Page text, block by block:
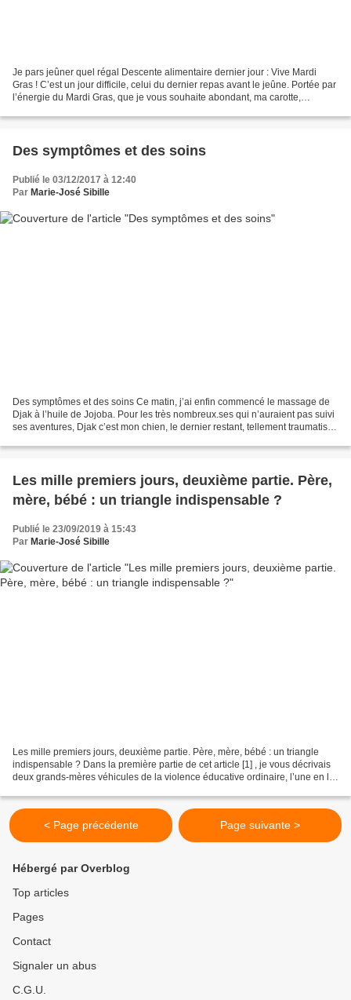
Je pars jeûner quel régal Descente alimentaire dernier jour : Vive Mardi
Gras ! C’est un jour difficile, celui du dernier repas avant le jeûne. Portée par
l’énergie du Mardi Gras, que je vous souhaite abondant, ma carotte,
Des symptômes et des soins
Publié le 03/12/2017 à 12:40
Par Marie-José Sibille
Des symptômes et des soins Ce matin, j’ai enfin commencé le massage de
Djak à l’huile de Jojoba. Pour les très nombreux.ses qui n’auraient pas suivi
ses aventures, Djak c’est mon chien, le dernier restant, tellement traumatisé
Les mille premiers jours, deuxième partie. Père,
mère, bébé : un triangle indispensable ?
Publié le 23/09/2019 à 15:43
Par Marie-José Sibille
Les mille premiers jours, deuxième partie. Père, mère, bébé : un triangle
indispensable ? Dans la première partie de cet article [1] , je vous décrivais
deux grands-mères véhicules de la violence éducative ordinaire, l’une en la
< Page précédente Page suivante >
Hébergé par Overblog
Top articles
Pages
Contact
Signaler un abus
C.G.U.